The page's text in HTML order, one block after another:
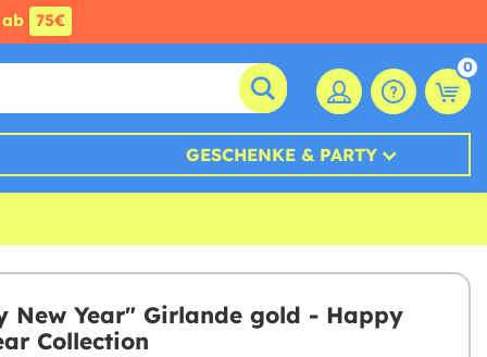
75€
0
GESCHENKE & PARTY
New Year" Girlande gold - Happy
Collection